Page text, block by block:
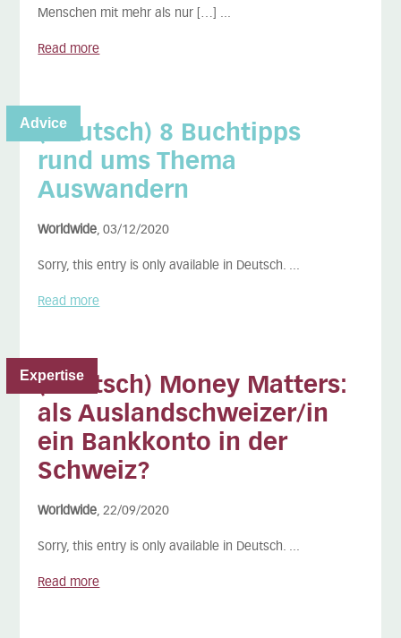
Menschen mit mehr als nur […] ...
Read more
Advice
(Deutsch) 8 Buchtipps
rund ums Thema
Auswandern
Worldwide, 03/12/2020
Sorry, this entry is only available in Deutsch. ...
Read more
Expertise
(Deutsch) Money Matters:
als Auslandschweizer/in
ein Bankkonto in der
Schweiz?
Worldwide, 22/09/2020
Sorry, this entry is only available in Deutsch. ...
Read more